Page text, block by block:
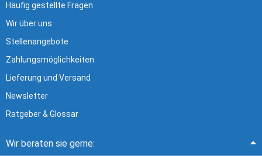
Häufig gestellte Fragen
Wir über uns
Stellenangebote
Zahlungsmöglichkeiten
Lieferung und Versand
Newsletter
Ratgeber & Glossar
Wir beraten sie gerne: